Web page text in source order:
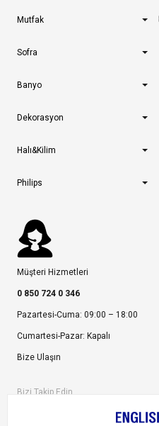
Mutfak
Sofra
Banyo
Dekorasyon
Halı&Kilim
Philips
Müşteri Hizmetleri
0 850 724 0 346
Pazartesi-Cuma: 09:00 – 18:00
Cumartesi-Pazar: Kapalı
Bize Ulaşın
Bizi Takip Edin